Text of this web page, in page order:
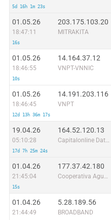
5d 16h 1m 23s
01.05.26
18:47:11
16s
203.175.103.20
MITRAKITA
01.05.26
18:46:55
10s
14.164.37.12
VNPT-VNNIC
01.05.26
18:46:45
12d 13h 36m 17s
14.191.203.116
VNPT
19.04.26
05:10:28
17d 7h 25m 24s
164.52.120.13
Capitalonline Data Service (HK) Co
01.04.26
21:45:04
15s
177.37.42.180
Cooperativa Agua Y Servicios Publicos Unquillo Mendiolaza Limitada
01.04.26
21:44:49
5.28.189.56
BROADBAND